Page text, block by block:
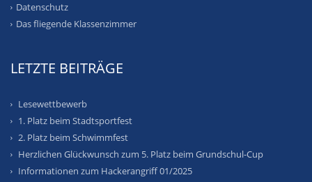
Datenschutz
Das fliegende Klassenzimmer
LETZTE BEITRÄGE
Lesewettbewerb
1. Platz beim Stadtsportfest
2. Platz beim Schwimmfest
Herzlichen Glückwunsch zum 5. Platz beim Grundschul-Cup
Informationen zum Hackerangriff 01/2025